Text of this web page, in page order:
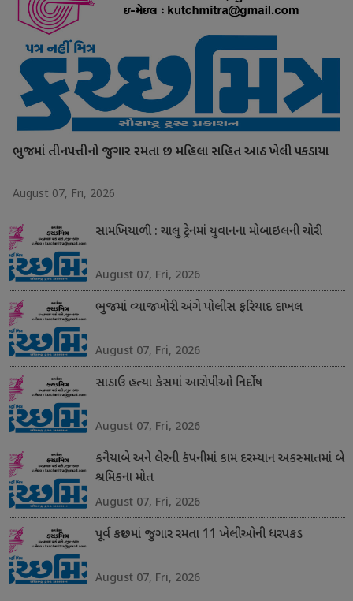
ભુજમાં તીનપત્તીનો જુગાર રમતા છ મહિલા સહિત આઠ ખેલી પકડાયા
August 07, Fri, 2026
સામખિયાળી : ચાલુ ટ્રેનમાં યુવાનના મોબાઇલની ચોરી
August 07, Fri, 2026
ભુજમાં વ્યાજખોરી અંગે પોલીસ ફરિયાદ દાખલ
August 07, Fri, 2026
સાડાઉ હત્યા કેસમાં આરોપીઓ નિર્દોષ
August 07, Fri, 2026
કનૈયાબે અને લેરની કંપનીમાં કામ દરમ્યાન અકસ્માતમાં બે
શ્રમિકના મોત
August 07, Fri, 2026
પૂર્વ કચ્છમાં જુગાર રમતા 11 ખેલીઓની ધરપકડ
August 07, Fri, 2026